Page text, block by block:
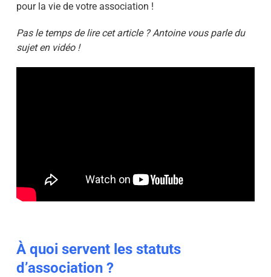
pour la vie de votre association !
Pas le temps de lire cet article ? Antoine vous parle du
sujet en vidéo !
À quoi servent les statuts
d’association ?